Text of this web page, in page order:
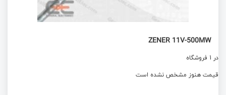
ZENER 11V-500MW
در 1 فروشگاه
قیمت هنوز مشخص نشده است